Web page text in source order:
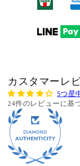
カスタマーレ
5つ星
24件のレビューに基